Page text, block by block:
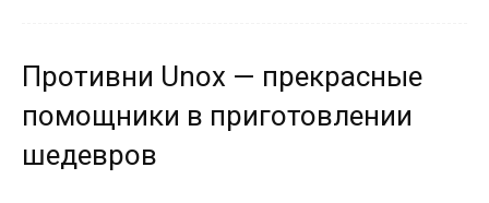
Противни Unox — прекрасные
помощники в приготовлении
шедевров